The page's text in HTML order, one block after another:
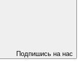
Подпишись на нас